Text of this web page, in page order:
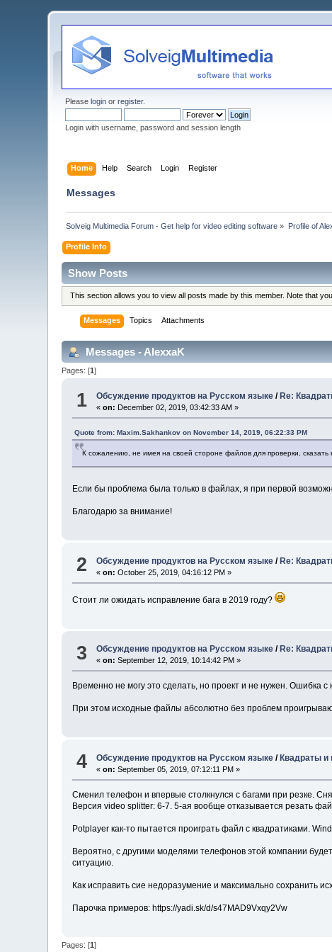
Pleaselogin orregister.
Login with username, password and session length
Home Help Search Login Register
Messages
Solveig Multimedia Forum - Get help for video editing software » Profile of
Profile Info
Show Posts
This section allows you to view all posts made by this member. Note that
Messages Topics Attachments
Messages - AlexxaK
Pages: [1]
1 Обсуждение продуктов на Русском языке / Re:
«on: December 02, 2019, 03:42:33 AM »
Quote from: Maxim.Sakhankov on November 14, 2019, 06:22:33 PM
К сожалению, не имея на своей стороне файлов для проверки,
Если бы проблема была только в файлах, я при первой
Благодарю за внимание!
2 Обсуждение продуктов на Русском языке /Re:
«on: October 25, 2019, 04:16:12 PM »
Стоит ли ожидать исправление бага в 2019 году?
3 Обсуждение продуктов на Русском языке / Re:
«on: September 12, 2019, 10:14:42 PM »
Временно не могу это сделать, но проект и не нужен. Ошибка
При этом исходные файлы абсолютно без проблем
4 Обсуждение продуктов на Русском языке /Квадраты и
«on: September 05, 2019, 07:12:11 PM »
Сменил телефон и впервые столкнулся с багами при резке.
Версия video splitter: 6-7. 5-ая вообще отказывается резать
Potplayer как-то пытается проиграть файл с квадратиками.
Вероятно, с другими моделями телефонов этой компании
ситуацию.
Как исправить сие недоразумение и максимально сохранить
Парочка примеров: https://yadi.sk/d/s47MAD9Vxqy2Vw
Pages: [1]